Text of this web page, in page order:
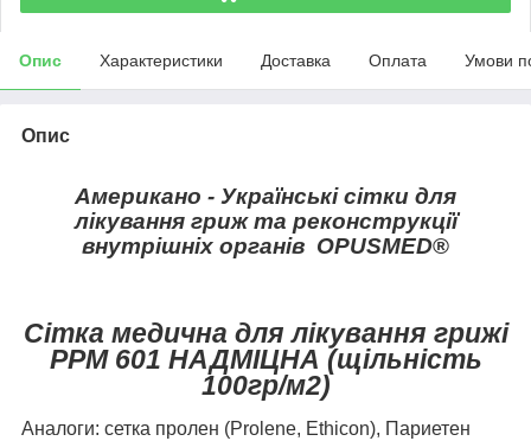
Опис Характеристики Доставка Оплата Умови
Опис
Американо - Українські сітки для
лікування гриж та реконструкції
внутрішніх органів OPUSMED®
Cітка медична для лікування грижі
РРМ 601 НАДМІЦНА (щільність
100гр/м2)
Аналоги: сетка пролен (Prolene, Ethicon), Париетен